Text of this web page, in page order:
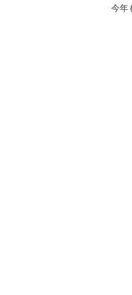
今年